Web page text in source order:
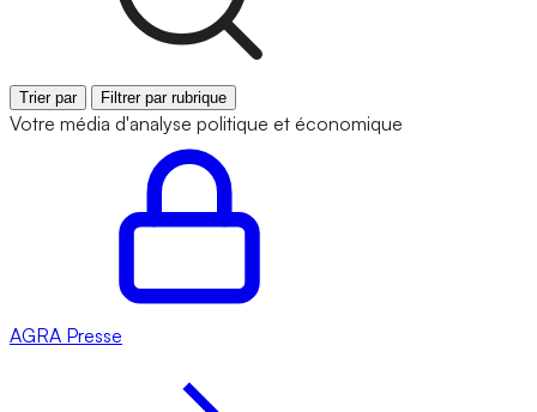
Trier par Filtrer par rubrique
Votre média d'analyse politique et économique
AGRA Presse